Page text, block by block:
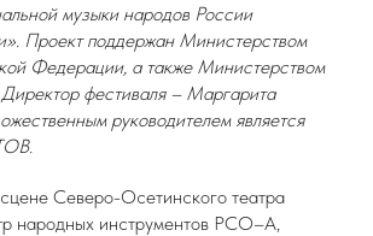
музыки народов России
Проект поддержан Министерством
Федерации, а также Министерством
фестиваля – Маргарита
руководителем является
Северо-Осетинского театра
народных инструментов РСО–А,